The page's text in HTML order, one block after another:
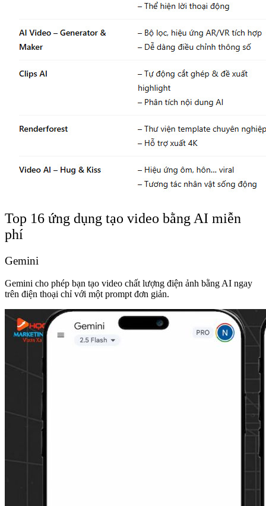
Top 16 ứng dụng tạo video bằng AI miễn
phí
Gemini
Gemini cho phép bạn tạo video chất lượng điện ảnh bằng AI ngay
trên điện thoại chỉ với một prompt đơn giản.